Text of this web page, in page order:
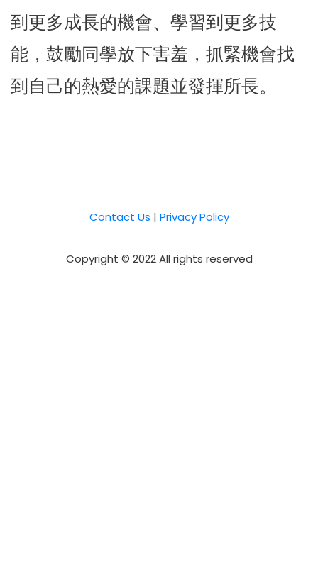
到更多成長的機會、學習到更多技
能，鼓勵同學放下害羞，抓緊機會找
到自己的熱愛的課題並發揮所長。
Contact Us | Privacy Policy
Copyright © 2022 All rights reserved